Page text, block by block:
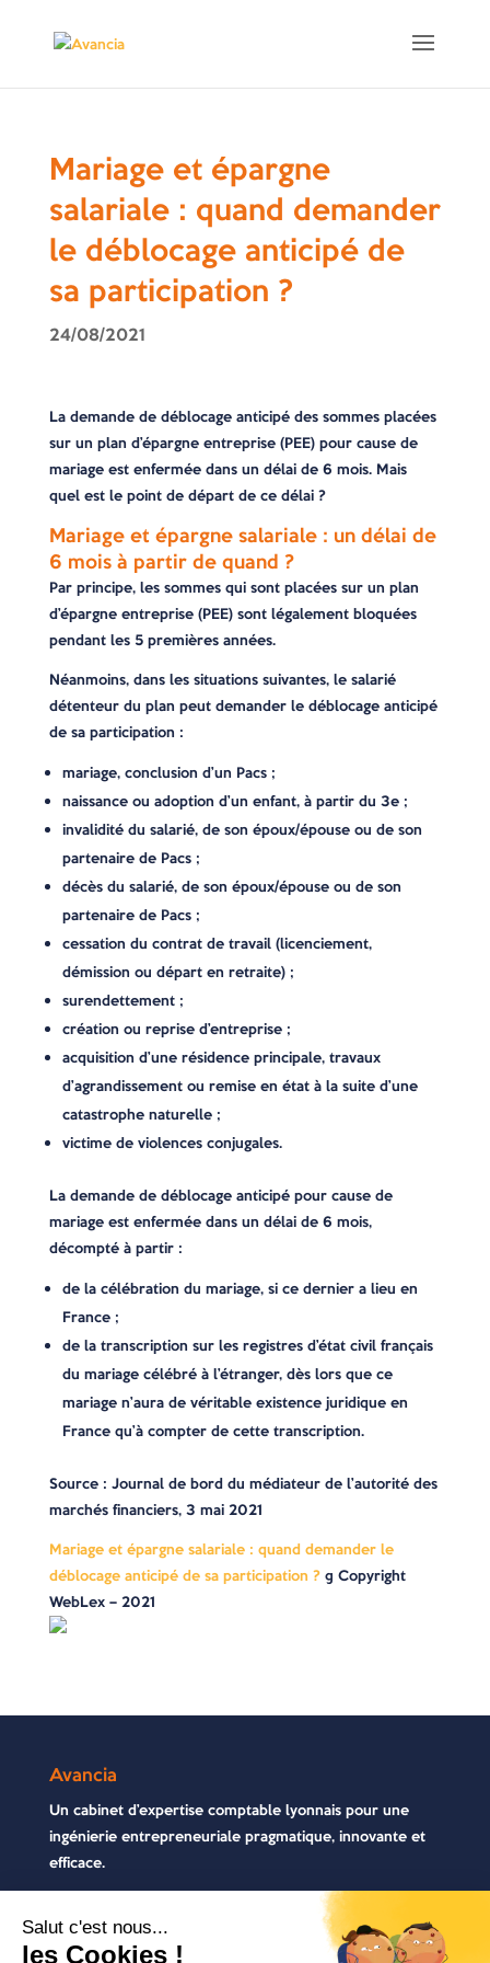
Mariage et épargne
salariale : quand demander
le déblocage anticipé de
sa participation ?
24/08/2021
La demande de déblocage anticipé des sommes placées
sur un plan d’épargne entreprise (PEE) pour cause de
mariage est enfermée dans un délai de 6 mois. Mais
quel est le point de départ de ce délai ?
Mariage et épargne salariale : un délai de
6 mois à partir de quand ?
Par principe, les sommes qui sont placées sur un plan
d’épargne entreprise (PEE) sont légalement bloquées
pendant les 5 premières années.
Néanmoins, dans les situations suivantes, le salarié
détenteur du plan peut demander le déblocage anticipé
de sa participation :
mariage, conclusion d’un Pacs ;
naissance ou adoption d’un enfant, à partir du 3e ;
invalidité du salarié, de son époux/épouse ou de son
partenaire de Pacs ;
décès du salarié, de son époux/épouse ou de son
partenaire de Pacs ;
cessation du contrat de travail (licenciement,
démission ou départ en retraite) ;
surendettement ;
création ou reprise d’entreprise ;
acquisition d’une résidence principale, travaux
d’agrandissement ou remise en état à la suite d’une
catastrophe naturelle ;
victime de violences conjugales.
La demande de déblocage anticipé pour cause de
mariage est enfermée dans un délai de 6 mois,
décompté à partir :
de la célébration du mariage, si ce dernier a lieu en
France ;
de la transcription sur les registres d’état civil français
du mariage célébré à l’étranger, dès lors que ce
mariage n’aura de véritable existence juridique en
France qu’à compter de cette transcription.
Source : Journal de bord du médiateur de l’autorité des
marchés financiers, 3 mai 2021
Mariage et épargne salariale : quand demander le
déblocage anticipé de sa participation ?© Copyright
WebLex – 2021
Avancia
Un cabinet d’expertise comptable lyonnais pour une
ingénierie entrepreneuriale pragmatique, innovante et
efficace.
Contactez-nous